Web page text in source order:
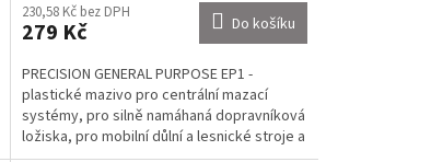
230,58 Kč bez DPH
279 Kč Do košíku
PRECISION GENERAL PURPOSE EP1 -
plastické mazivo pro centrální mazací
systémy, pro silně namáhaná dopravníková
ložiska, pro mobilní důlní a lesnické stroje a
pro...